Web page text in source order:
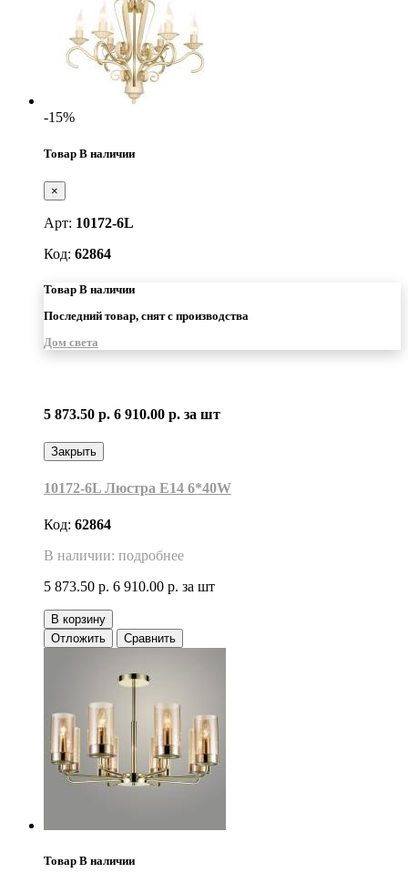
-15%
Товар В наличии
×
Арт: 10172-6L
Код: 62864
Товар В наличии
Последний товар, снят с производства
Дом света
5 873.50 р. 6 910.00 р. за шт
Закрыть
10172-6L Люстра Е14 6*40W
Код: 62864
В наличии: подробнее
5 873.50 р. 6 910.00 р. за шт
В корзину
Отложить
Сравнить
Товар В наличии